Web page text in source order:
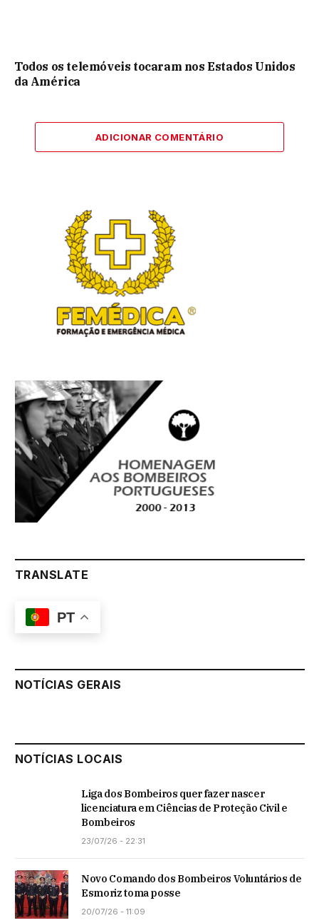
Todos os telemóveis tocaram nos Estados Unidos
da América
ADICIONAR COMENTÁRIO
TRANSLATE
PT
NOTÍCIAS GERAIS
NOTÍCIAS LOCAIS
Liga dos Bombeiros quer fazer nascer
licenciatura em Ciências de Proteção Civil e
Bombeiros
23/07/26 - 22:31
Novo Comando dos Bombeiros Voluntários de
Esmoriz toma posse
20/07/26 - 11:09